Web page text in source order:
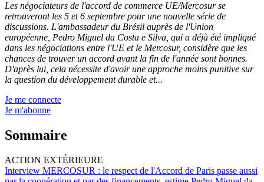
Les négociateurs de l'accord de commerce UE/Mercosur se
retrouveront les 5 et 6 septembre pour une nouvelle série de
discussions. L'ambassadeur du Brésil auprès de l'Union
européenne, Pedro Miguel da Costa e Silva, qui a déjà été impliqué
dans les négociations entre l'UE et le Mercosur, considère que les
chances de trouver un accord avant la fin de l'année sont bonnes.
D'après lui, cela nécessite d'avoir une approche moins punitive sur
la question du développement durable et...
Je me connecte
Je m'abonne
Sommaire
ACTION EXTÉRIEURE
Interview MERCOSUR : le respect de l'Accord de Paris passe aussi